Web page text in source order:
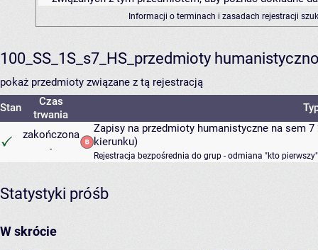
Informacji o terminach i zasadach rejestracji
100_SS_1S_s7_HS_przedmioty
pokaż przedmioty związane z tą rejestracją
Stan
Czas
trwania
zakończona
-
Zapisy na przedmioty humanistyczne na sem
kierunku)
Rejestracja bezpośrednia do grup - odmiana "kto pierwszy"
Statystyki próśb
W skrócie